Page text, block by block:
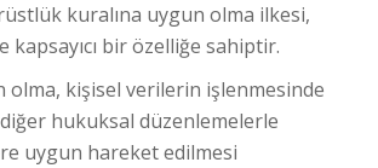
kuralına uygun olma ilkesi,
kapsayıcı bir özelliğe sahiptir.
olma, kişisel verilerin işlenmesinde
hukuksal düzenlemelerle
uygun hareket edilmesi